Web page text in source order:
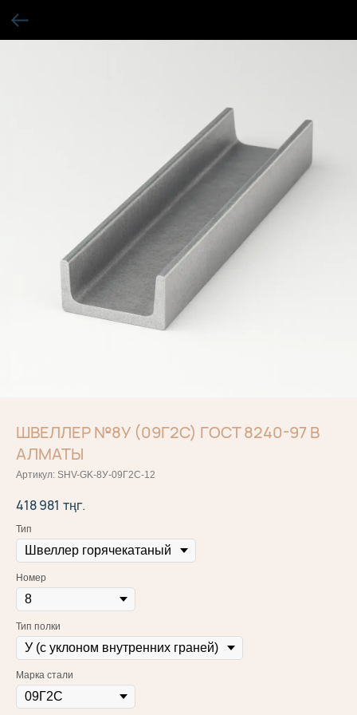
ШВЕЛЛЕР №8У (09Г2С) ГОСТ 8240-97 В
АЛМАТЫ
Артикул: SHV-GK-8У-09Г2С-12
418 981 тңг.
Тип
Номер
Тип полки
Марка стали